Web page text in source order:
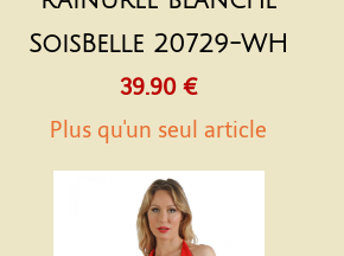
SoisBelle 20729-WH
39.90 €
Plus qu'un seul article